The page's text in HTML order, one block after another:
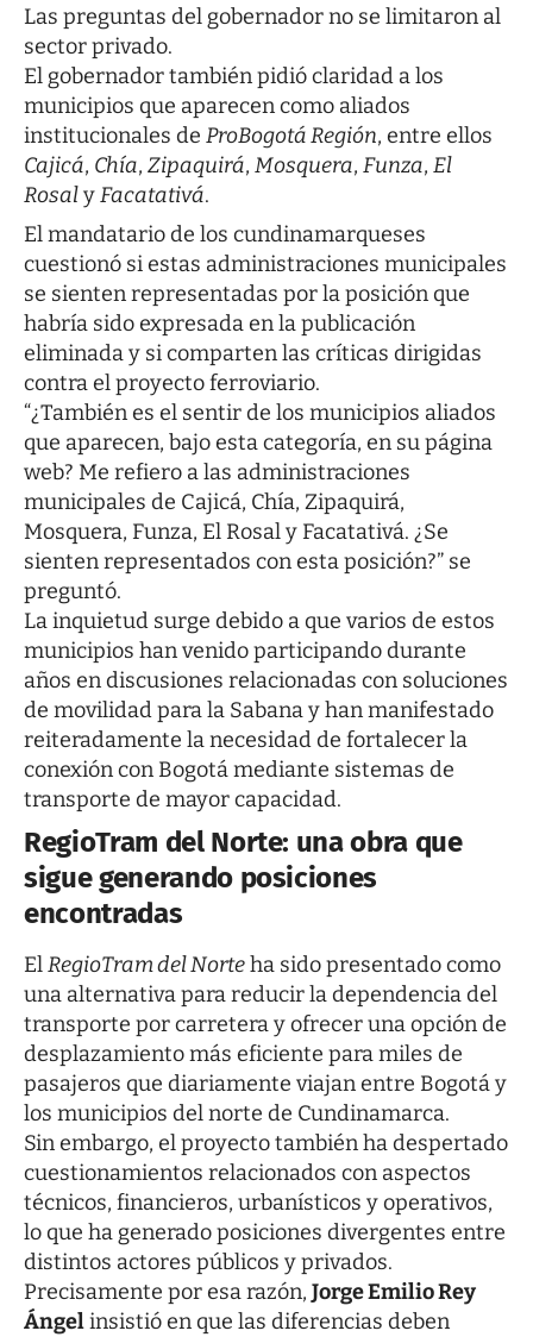
Las preguntas del gobernador no se limitaron al
sector privado.
El gobernador también pidió claridad a los
municipios que aparecen como aliados
institucionales de ProBogotá Región, entre ellos
Cajicá, Chía, Zipaquirá, Mosquera, Funza, El
RosalyFacatativá.
El mandatario de los cundinamarqueses
cuestionó si estas administraciones municipales
se sienten representadas por la posición que
habría sido expresada en la publicación
eliminada y si comparten las críticas dirigidas
contra el proyecto ferroviario.
“¿También es el sentir de los municipios aliados
que aparecen, bajo esta categoría, en su página
web? Me refiero a las administraciones
municipales de Cajicá, Chía, Zipaquirá,
Mosquera, Funza, El Rosal y Facatativá. ¿Se
sienten representados con esta posición?” se
preguntó.
La inquietud surge debido a que varios de estos
municipios han venido participando durante
años en discusiones relacionadas con soluciones
de movilidad para la Sabana y han manifestado
reiteradamente la necesidad de fortalecer la
conexión con Bogotá mediante sistemas de
transporte de mayor capacidad.
RegioTram del Norte: una obra que
sigue generando posiciones
encontradas
ElRegioTram del Norteha sido presentado como
una alternativa para reducir la dependencia del
transporte por carretera y ofrecer una opción de
desplazamiento más eficiente para miles de
pasajeros que diariamente viajan entre Bogotá y
los municipios del norte de Cundinamarca.
Sin embargo, el proyecto también ha despertado
cuestionamientos relacionados con aspectos
técnicos, financieros, urbanísticos y operativos,
lo que ha generado posiciones divergentes entre
distintos actores públicos y privados.
Precisamente por esa razón, Jorge Emilio Rey
Ángelinsistió en que las diferencias deben